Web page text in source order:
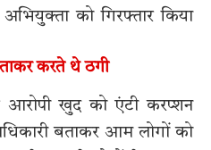
को गिरफ्तार किया
करते थे ठगी
आरोपी खुद को एंटी करप्शन
बताकर आम लोगों को